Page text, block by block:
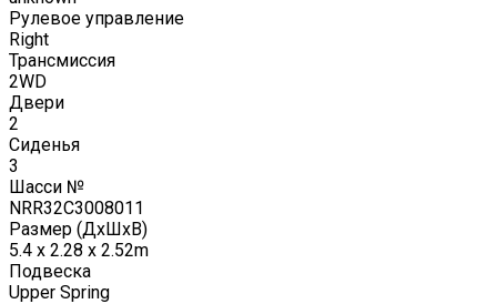
Рулевое управление
Right
Трансмиссия
2WD
Двери
2
Сиденья
3
Шасси №
NRR32C3008011
Размер (ДxШxВ)
5.4 x 2.28 x 2.52m
Подвеска
Upper Spring